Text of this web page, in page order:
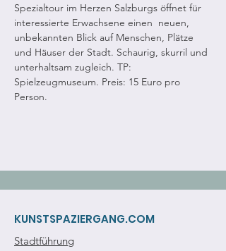
Spezialtour im Herzen Salzburgs öffnet für
interessierte Erwachsene einen  neuen,
unbekannten Blick auf Menschen, Plätze
und Häuser der Stadt. Schaurig, skurril und
unterhaltsam zugleich. TP:
Spielzeugmuseum. Preis: 15 Euro pro
Person.
KUNSTSPAZIERGANG.COM
Stadtführung